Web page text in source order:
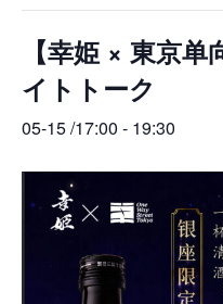
へ
プ
【幸姫 × 東京
イトトーク
05-15 /17:00 - 19:30